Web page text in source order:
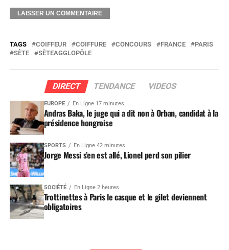
TAGS COIFFEUR COIFFURE CONCOURS FRANCE
PARIS
SÈTE
SÈTEAGGLOPÔLE
DIRECT TENDANCE VIDEOS
EUROPE En Ligne 17 minutes
Andras Baka, le juge qui a dit non à Orban, candidat à la
présidence hongroise
SPORTS En Ligne 42 minutes
Jorge Messi s’en est allé, Lionel perd son pilier
SOCIÉTÉ En Ligne 2 heures
Trottinettes à Paris le casque et le gilet deviennent
obligatoires